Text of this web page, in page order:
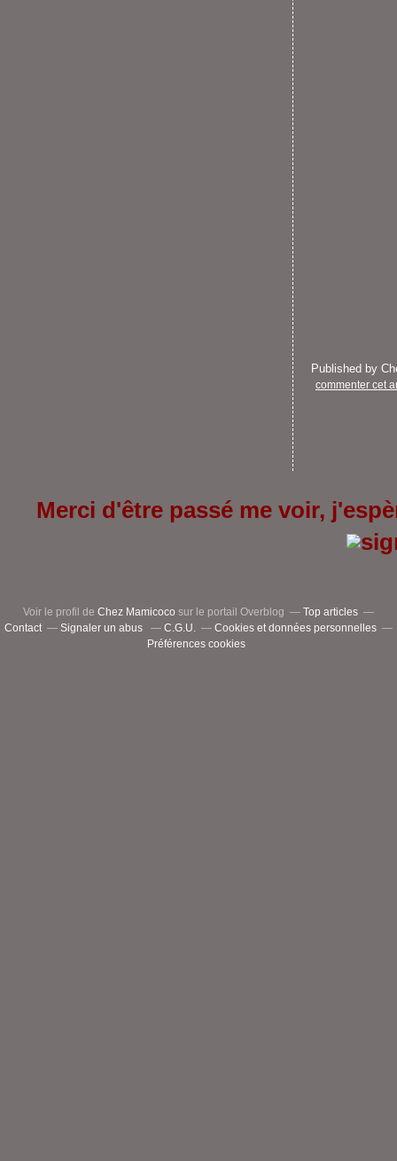
Published by
commenter cet
Merci d'être passé me voir,
Voir le profil de Chez Mamicoco sur le portail Overblog
Top articles
Contact
Signaler un abus C.G.U.
Cookies et données personnelles
Préférences cookies